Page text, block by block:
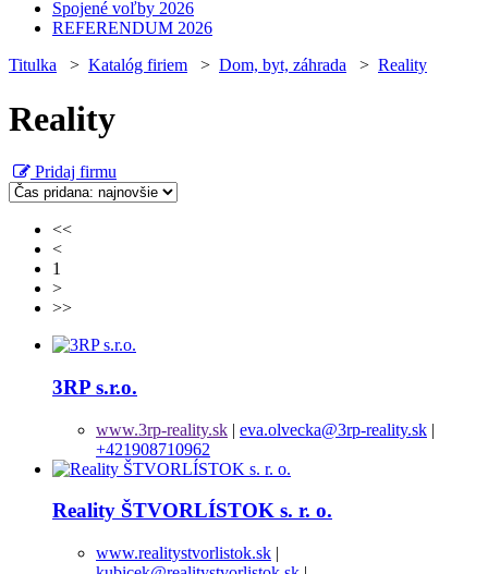
Spojené voľby 2026
REFERENDUM 2026
Titulka > Katalóg firiem > Dom, byt, záhrada > Reality
Reality
Pridaj firmu
<<
<
1
>
>>
3RP s.r.o.
www.3rp-reality.sk | eva.olvecka@3rp-reality.sk |
+421908710962
Reality ŠTVORLÍSTOK s. r. o.
www.realitystvorlistok.sk |